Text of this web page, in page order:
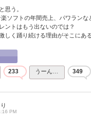
思う。
ソフトの年間売上、パワランな
ントはもう出ないのでは？
しく踊り続ける理由がそこにある
233 うーん… 349
PM